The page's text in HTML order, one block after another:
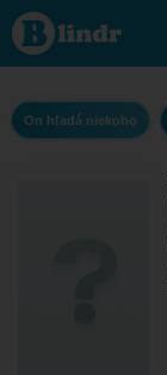
segal1155
- On
hľadá
niekoho
kraj -
Čermany
On hľadá niekoho